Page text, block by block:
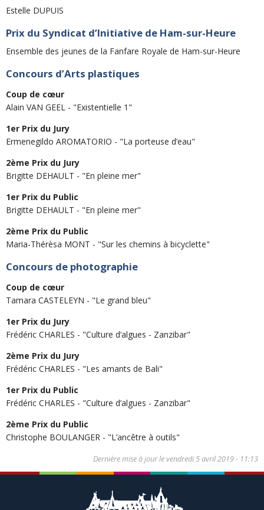
Estelle DUPUIS
Prix du Syndicat d’Initiative de Ham-sur-Heure
Ensemble des jeunes de la Fanfare Royale de Ham-sur-Heure
Concours d’Arts plastiques
Coup de cœur
Alain VAN GEEL - "Existentielle 1"
1er Prix du Jury
Ermenegildo AROMATORIO - "La porteuse d’eau"
2ème Prix du Jury
Brigitte DEHAULT - "En pleine mer"
1er Prix du Public
Brigitte DEHAULT - "En pleine mer"
2ème Prix du Public
Maria-Thérèsa MONT - "Sur les chemins à bicyclette"
Concours de photographie
Coup de cœur
Tamara CASTELEYN - "Le grand bleu"
1er Prix du Jury
Frédéric CHARLES - "Culture d’algues - Zanzibar"
2ème Prix du Jury
Frédéric CHARLES - "Les amants de Bali"
1er Prix du Public
Frédéric CHARLES - "Culture d’algues - Zanzibar"
2ème Prix du Public
Christophe BOULANGER - "L’ancêtre à outils"
Dernière mise à jour levendredi 5 avril 2019 - 11:13